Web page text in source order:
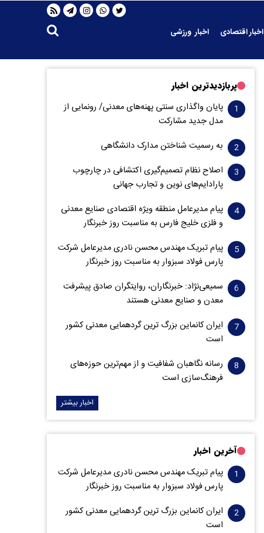
اخبار اقتصادی
اخبار ورزشی
پربازدیدترین اخبار
پایان واگذاری‌ سنتی پهنه‌های معدنی/ رونمایی از
مدل جدید مشارکت
به رسمیت شناختن مدارک دانشگاهی
اصلاح نظام تصمیم‌گیری اکتشافی در چارچوب
پارادایم‌های نوین و تجارب جهانی
پیام مدیرعامل منطقه ویژه اقتصادی صنایع معدنی
و فلزی خلیج فارس به مناسبت روز خبرنگار‌
پیام تبریک مهندس محسن نادری مدیرعامل شرکت
پارس فولاد سبزوار به مناسبت روز خبرنگار
سمیعی‌نژاد: خبرنگاران، روایتگران صادق پیشرفت
معدن و صنایع معدنی هستند
ایران کانماین بزرگ ترین گردهمایی معدنی کشور
است
رسانه نگاهبان شفافیت و از مهم‌ترین حوزه‌های
فرهنگ‌سازی است
اخبار بیشتر
آخرین اخبار
پیام تبریک مهندس محسن نادری مدیرعامل شرکت
پارس فولاد سبزوار به مناسبت روز خبرنگار
ایران کانماین بزرگ ترین گردهمایی معدنی کشور
است